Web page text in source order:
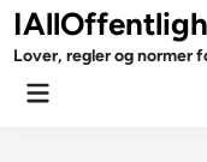
Skip
to
content
Lover, regler og normer
Main